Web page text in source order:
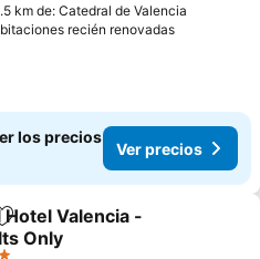
km de: Catedral de Valencia
recién renovadasVer
los precios
Ver precios
Añadir a favoritos
Hotel Valencia -
Only